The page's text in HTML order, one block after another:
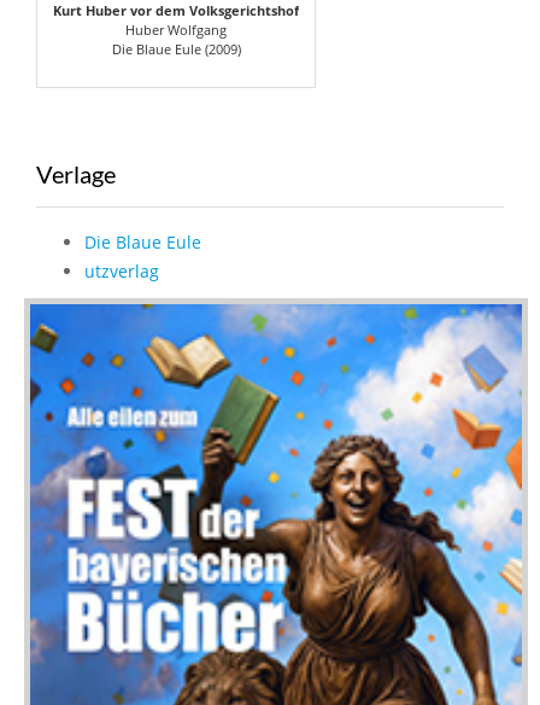
Kurt Huber vor dem Volksgerichtshof
Huber Wolfgang
Die Blaue Eule (2009)
Verlage
Die Blaue Eule
utzverlag